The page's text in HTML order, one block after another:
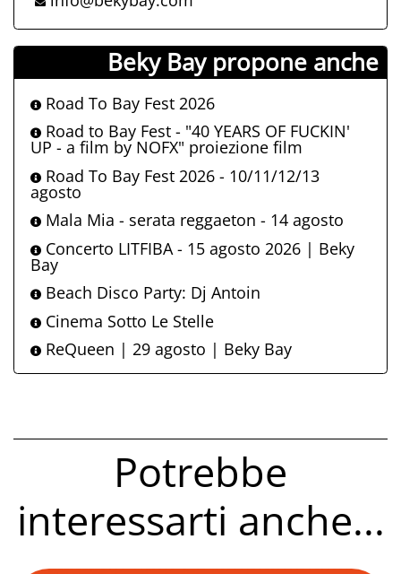
Beky Bay propone anche
Road To Bay Fest 2026
Road to Bay Fest - "40 YEARS OF FUCKIN'
UP - a film by NOFX" proiezione film
Road To Bay Fest 2026 - 10/11/12/13
agosto
Mala Mia - serata reggaeton - 14 agosto
Concerto LITFIBA - 15 agosto 2026 | Beky
Bay
Beach Disco Party: Dj Antoin
Cinema Sotto Le Stelle
ReQueen | 29 agosto | Beky Bay
Potrebbe
interessarti anche...